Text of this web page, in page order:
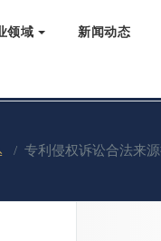
领域 新闻动态
/ 专利侵权诉讼合法来源